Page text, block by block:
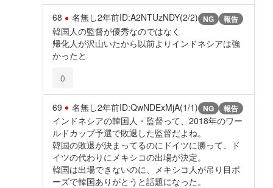
68 名無し2年前ID:A2NTUzNDY(2/2) NG 報告
韓国人の監督が優秀なのではなく
帰化人が沢山いたから以前よりインドネシアは強
かったと
0
69 名無し2年前ID:QwNDExMjA(1/1) NG 報告
インドネシアの韓国人・監督って、2018年のワー
ルドカップ予選で敗退した監督だよね。
韓国の敗退が決まってるのにドイツに勝って、ド
イツの代わりにメキシコの出場が決定。
韓国は出場できないのに、メキシコ人が吊り目ポ
ーズで韓国ありがとうと話題になった。